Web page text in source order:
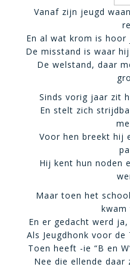
Vanaf zijn jeugd
En al wat krom is
De misstand is waar
De welstand, daar
Sinds vorig jaar zit
En stelt zich
Voor hen breekt hij
Hij kent hun noden
Maar toen het
kwam
En er gedacht werd
Als Jeugdhonk voor
Toen heeft -ie “B en
Nee die ellende